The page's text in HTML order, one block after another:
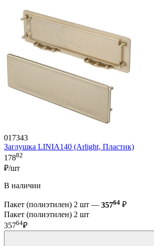
017343
Заглушка LINIA140 (Arlight, Пластик)
17882
₽/шт
В наличии
Пакет (полиэтилен) 2 шт — 35764 ₽
Пакет (полиэтилен) 2 шт
35764₽